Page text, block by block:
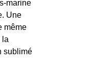
marine
Une
même
la
sublimé